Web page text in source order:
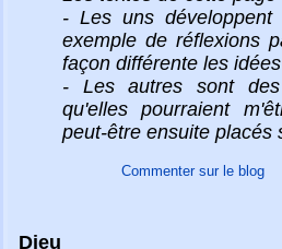
- Les uns
exemple de réflexions
façon différente les
- Les autres sont des
qu'elles pourraient
peut-être ensuite placés
Commenter sur le blog
Dieu